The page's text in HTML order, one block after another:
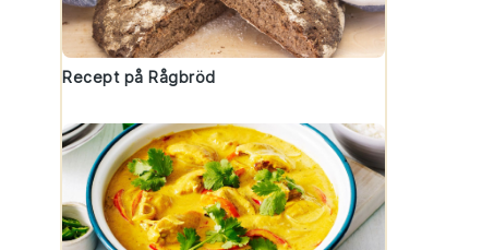
Recept på Rågbröd